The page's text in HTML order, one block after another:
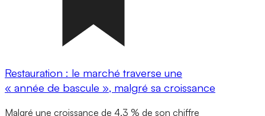
Restauration : le marché traverse une
« année de bascule », malgré sa croissance
Malgré une croissance de 4,3 % de son chiffre